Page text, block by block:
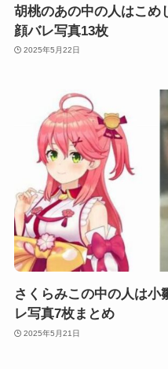
胡桃のあの中の人はこめ
顔バレ写真13枚
2025年5月22日
さくらみこの中の人は小
レ写真7枚まとめ
2025年5月21日